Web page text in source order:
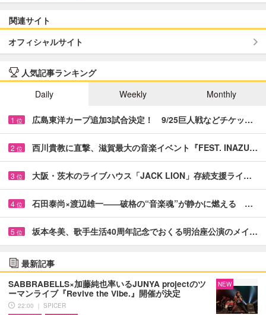
関連サイト
オフィシャルサイト
人気記事ランキング
Daily
Weekly Monthly
1 位 広島東洋カープ追加3試合決定！ 9/25巨人戦などチケッ…
2 位 西川貴教に直撃、滋賀最大の音楽イベント『FEST. INAZU…
3 位 大阪・茨木のライブハウス「JACK LION」存続支援ライ…
4 位 石田泰尚×渡辺雄一――破格の“音楽魂”が静かに燃える …
5 位 坂本冬美、歌手生活40周年記念でおくる明治座公演のメイ…
最新記事
SABBRABELLS×加藤純也率いるJUNYA projectのツ
ーマンライブ『Revive the Vibe.』開催が決定
22:00 ｜ SPICER
NEW